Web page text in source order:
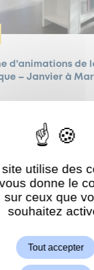
d’animations de
– Janvier à
ShareThis est
site utilise des
donne le
sur ceux que
souhaitez
Tout accepter